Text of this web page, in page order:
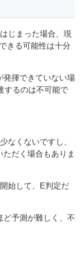
じまった場合、現
きる可能性は十分
発揮できていない場
するのは不可能で
なくないですし、
ただく場合もありま
始して、E判定だ
ど予測が難しく、不